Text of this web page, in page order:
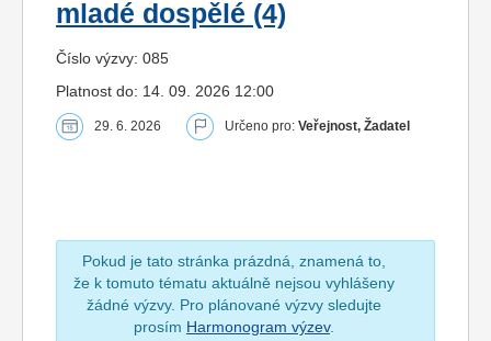
mladé dospělé (4)
Číslo výzvy: 085
Platnost do: 14. 09. 2026 12:00
29. 6. 2026 Určeno pro: Veřejnost, Žadatel
Pokud je tato stránka prázdná, znamená to,
že k tomuto tématu aktuálně nejsou vyhlášeny
žádné výzvy. Pro plánované výzvy sledujte
prosím Harmonogram výzev.